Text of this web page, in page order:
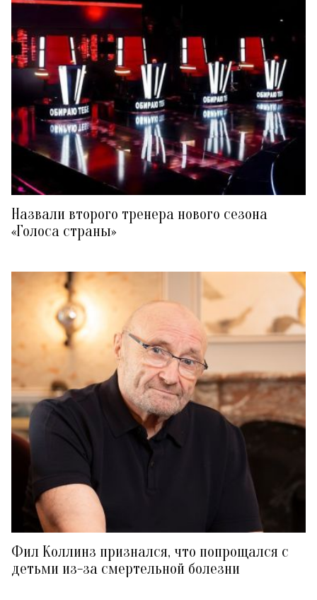
Назвали второго тренера нового сезона
«Голоса страны»
Фил Коллинз признался, что попрощался с
детьми из-за смертельной болезни